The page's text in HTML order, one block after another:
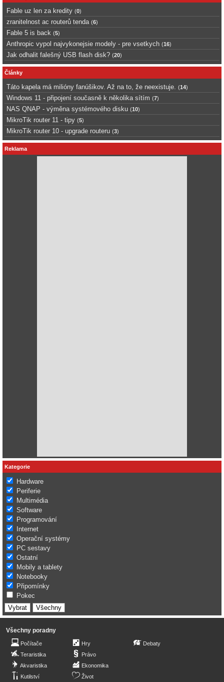
Fable uz len za kredity (0)
zranitelnost ac routerů tenda (6)
Fable 5 is back (5)
Anthropic vypol najvykonejsie modely - pre vsetkych (16)
Jak odhalit falešný USB flash disk? (20)
Články
Táto kapela má milióny fanúšikov. Až na to, že neexistuje. (14)
Windows 11 - připojení současně k několika sítím (7)
NAS QNAP - výměna systémového disku (10)
MikroTik router 11 - tipy (5)
MikroTik router 10 - upgrade routeru (3)
Reklama
Kategorie
Hardware
Periferie
Multimédia
Software
Programování
Internet
Operační systémy
PC sestavy
Ostatní
Mobily a tablety
Notebooky
Připomínky
Pokec
Všechny poradny
Počítače
Teraristika
Akvaristika
Kutilství
Hry
Právo
Ekonomika
Život
Debaty